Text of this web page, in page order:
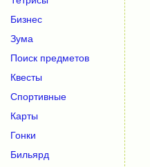
Бизнес
Зума
Поиск предметов
Квесты
Спортивные
Карты
Гонки
Бильярд